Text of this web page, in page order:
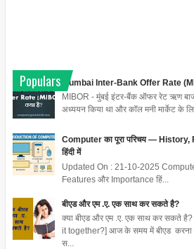
Populars
Mumbai Inter-Bank Offer Rate
MIBOR - मुंबई इंटर-बैंक ऑफर रेट ऋण
अध्ययन किया था और कॉल मनी मार्केट के
Computer का पूरा परिचय —
हिंदी में
Updated On : 21-10-2025
Features और Importance हिं...
बीएड और एम .ए. एक साथ कर सकते है?
क्या बीएड और एम .ए. एक साथ कर सकते
it together?] आज के समय में बीएड करना
स...